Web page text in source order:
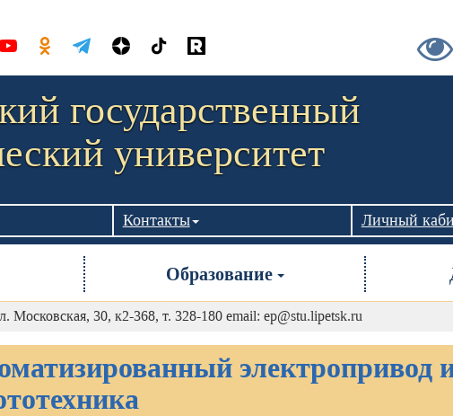
государственный
университет
Контакты Личный
Образование
Московская, 30, к2-368, т. 328-180 email: ep@stu.lipetsk.ru
электропривод